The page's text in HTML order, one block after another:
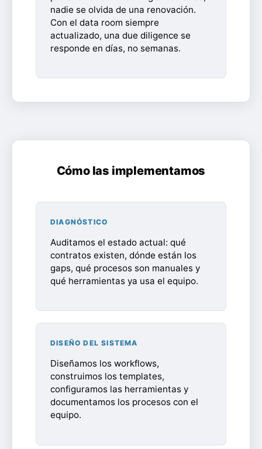
nadie se olvida de una renovación.
Con el data room siempre
actualizado, una due diligence se
responde en días, no semanas.
Cómo las implementamos
DIAGNÓSTICO
Auditamos el estado actual: qué
contratos existen, dónde están los
gaps, qué procesos son manuales y
qué herramientas ya usa el equipo.
DISEÑO DEL SISTEMA
Diseñamos los workflows,
construimos los templates,
configuramos las herramientas y
documentamos los procesos con el
equipo.